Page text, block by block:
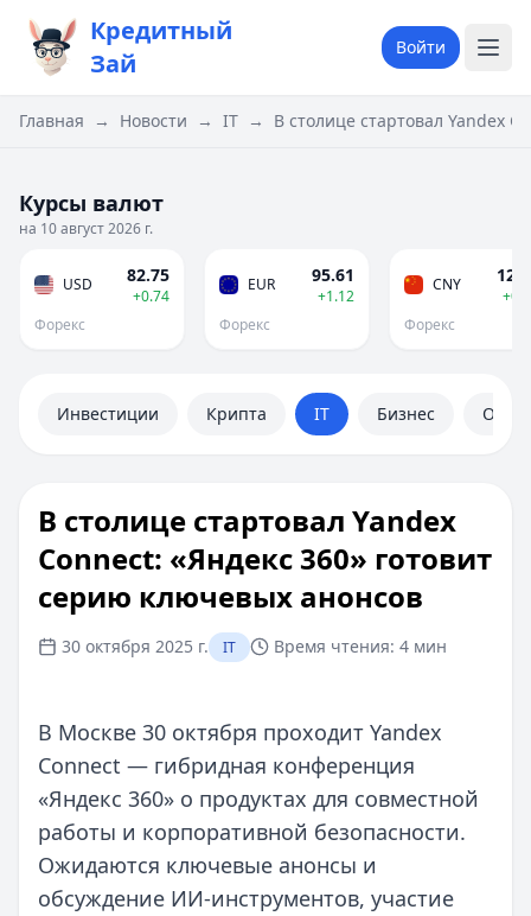
Кредитный
Зай
Войти
Главная → Новости → IT → В столице стартовал Yandex
Курсы валют
на 10 август 2026 г.
USD 82.75
+0.74
Форекс
EUR 95.61
+1.12
Форекс
CNY
Форекс
Инвестиции Крипта IT Бизнес
В столице стартовал Yandex
Connect: «Яндекс 360» готовит
серию ключевых анонсов
30 октября 2025 г. IT Время чтения: 4 мин
В Москве 30 октября проходит Yandex
Connect — гибридная конференция
«Яндекс 360» о продуктах для совместной
работы и корпоративной безопасности.
Ожидаются ключевые анонсы и
обсуждение ИИ‑инструментов, участие